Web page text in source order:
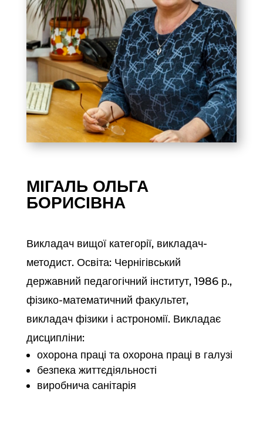
МІГАЛЬ ОЛЬГА
БОРИСІВНА
Викладач вищої категорії, викладач-
методист. Освіта: Чернігівський
державний педагогічний інститут, 1986 р.,
фізико-математичний факультет,
викладач фізики і астрономії. Викладає
дисципліни:
охорона праці та охорона праці в галузі
безпека життєдіяльності
виробнича санітарія